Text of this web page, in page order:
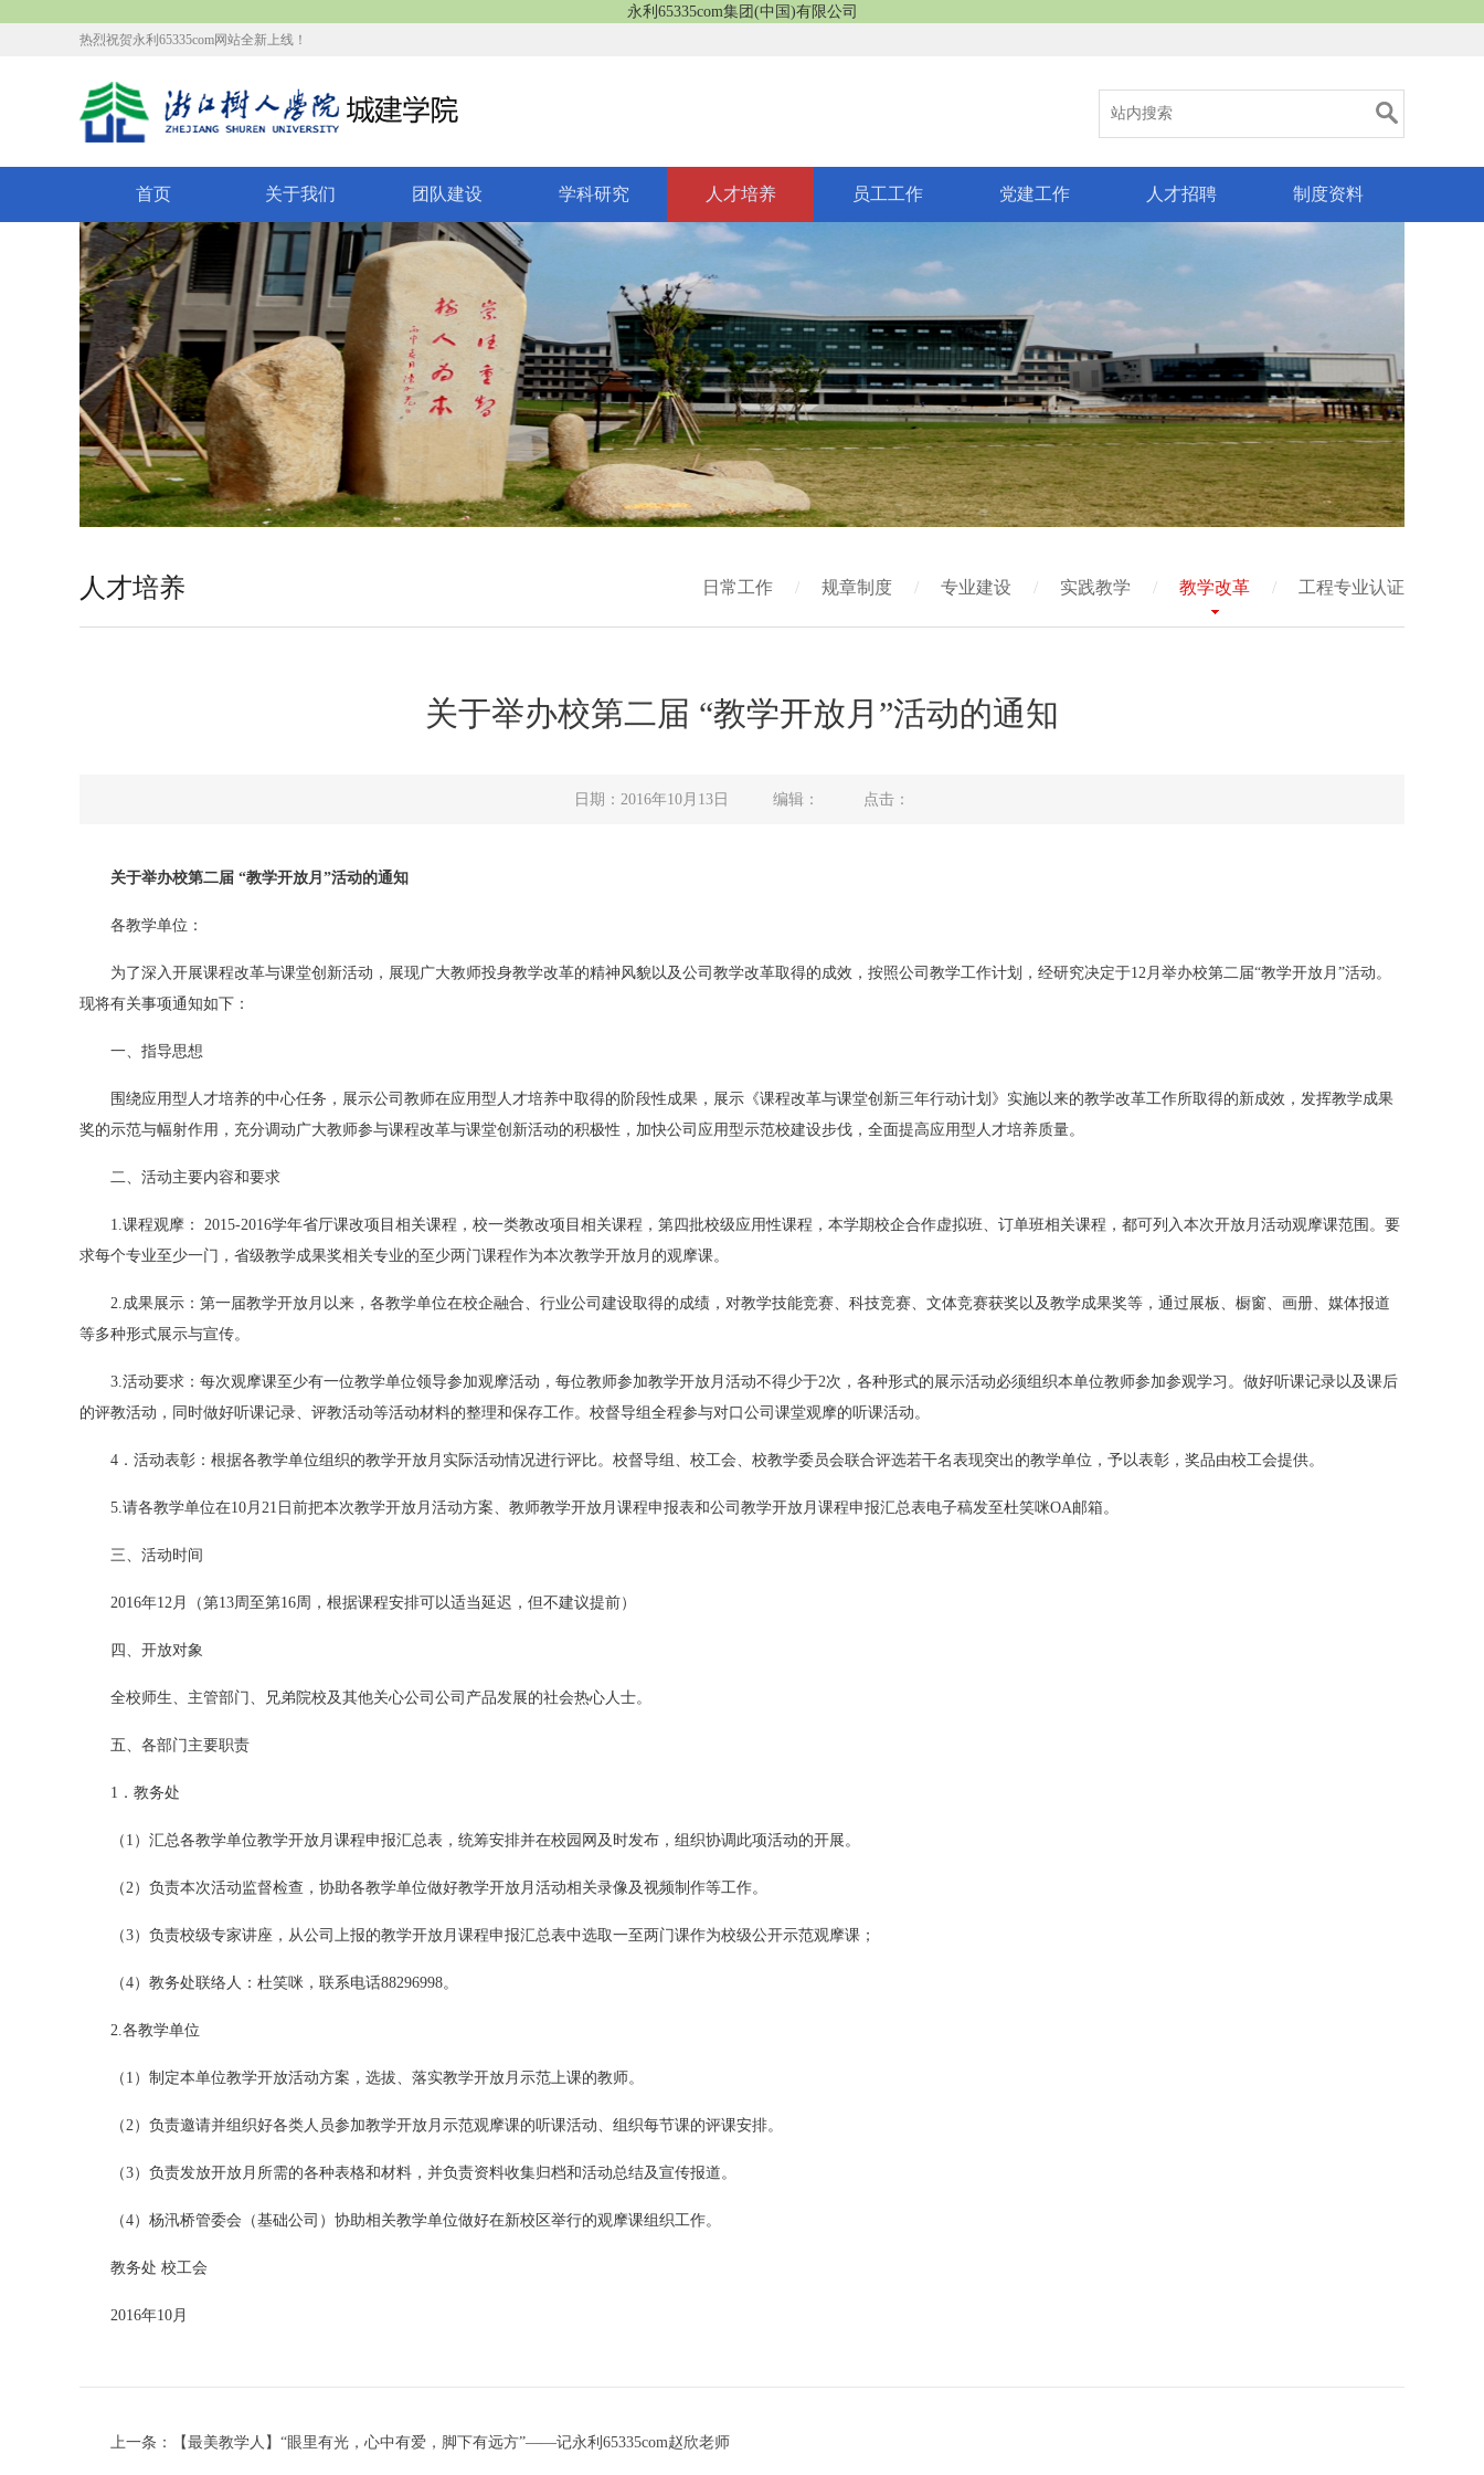
永利65335com集团(中国)有限公司
热烈祝贺永利65335com网站全新上线！
首页 关于我们 团队建设 学科研究 人才培养 员工工作 党建工作 人才招聘 制度资料
人才培养 日常工作 / 规章制度 / 专业建设 / 实践教学 / 教学改革 / 工程专业认证
关于举办校第二届 “教学开放月”活动的通知
日期：2016年10月13日 编辑： 点击：
关于举办校第二届 “教学开放月”活动的通知
各教学单位：
为了深入开展课程改革与课堂创新活动，展现广大教师投身教学改革的精神风貌以及公司教学改革取得的成效，按照公司教学工作计划，经研究决定于12月举办校第二届“教学开放月”活动。
现将有关事项通知如下：
一、指导思想
围绕应用型人才培养的中心任务，展示公司教师在应用型人才培养中取得的阶段性成果，展示《课程改革与课堂创新三年行动计划》实施以来的教学改革工作所取得的新成效，发挥教学成果
奖的示范与幅射作用，充分调动广大教师参与课程改革与课堂创新活动的积极性，加快公司应用型示范校建设步伐，全面提高应用型人才培养质量。
二、活动主要内容和要求
1.课程观摩： 2015-2016学年省厅课改项目相关课程，校一类教改项目相关课程，第四批校级应用性课程，本学期校企合作虚拟班、订单班相关课程，都可列入本次开放月活动观摩课范围。要
求每个专业至少一门，省级教学成果奖相关专业的至少两门课程作为本次教学开放月的观摩课。
2.成果展示：第一届教学开放月以来，各教学单位在校企融合、行业公司建设取得的成绩，对教学技能竞赛、科技竞赛、文体竞赛获奖以及教学成果奖等，通过展板、橱窗、画册、媒体报道
等多种形式展示与宣传。
3.活动要求：每次观摩课至少有一位教学单位领导参加观摩活动，每位教师参加教学开放月活动不得少于2次，各种形式的展示活动必须组织本单位教师参加参观学习。做好听课记录以及课后
的评教活动，同时做好听课记录、评教活动等活动材料的整理和保存工作。校督导组全程参与对口公司课堂观摩的听课活动。
4．活动表彰：根据各教学单位组织的教学开放月实际活动情况进行评比。校督导组、校工会、校教学委员会联合评选若干名表现突出的教学单位，予以表彰，奖品由校工会提供。
5.请各教学单位在10月21日前把本次教学开放月活动方案、教师教学开放月课程申报表和公司教学开放月课程申报汇总表电子稿发至杜笑咪OA邮箱。
三、活动时间
2016年12月（第13周至第16周，根据课程安排可以适当延迟，但不建议提前）
四、开放对象
全校师生、主管部门、兄弟院校及其他关心公司公司产品发展的社会热心人士。
五、各部门主要职责
1．教务处
（1）汇总各教学单位教学开放月课程申报汇总表，统筹安排并在校园网及时发布，组织协调此项活动的开展。
（2）负责本次活动监督检查，协助各教学单位做好教学开放月活动相关录像及视频制作等工作。
（3）负责校级专家讲座，从公司上报的教学开放月课程申报汇总表中选取一至两门课作为校级公开示范观摩课；
（4）教务处联络人：杜笑咪，联系电话88296998。
2.各教学单位
（1）制定本单位教学开放活动方案，选拔、落实教学开放月示范上课的教师。
（2）负责邀请并组织好各类人员参加教学开放月示范观摩课的听课活动、组织每节课的评课安排。
（3）负责发放开放月所需的各种表格和材料，并负责资料收集归档和活动总结及宣传报道。
（4）杨汛桥管委会（基础公司）协助相关教学单位做好在新校区举行的观摩课组织工作。
教务处 校工会
2016年10月
上一条： 【最美教学人】“眼里有光，心中有爱，脚下有远方”——记永利65335com赵欣老师